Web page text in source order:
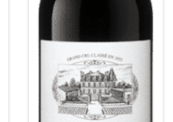
CHÂTEAU GRAND PUY
LACOSTE
5ième Grand Cru Classé
Red • 2011
PAUILLAC
Alcohol content : 13,5°